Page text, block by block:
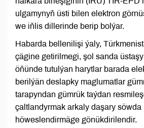
ulgamynyň üsti bilen elektron
we iňlis dillerinde berip bolýar.
Habarda bellenilişi ýaly,
çägine getirilmegi, şol sanda
öňünde tutulýan harytlar barada
berilýän deslapky maglumatlar
tarapyndan gümrük taýdan
çaltlandyrmak arkaly daşary
höweslendirmäge gönükdirilendir.